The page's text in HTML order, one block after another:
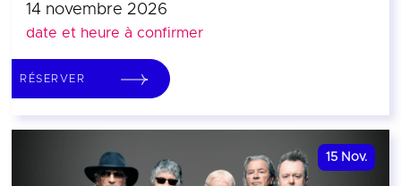
14 novembre 2026
date et heure à confirmer
RÉSERVER
15 Nov.